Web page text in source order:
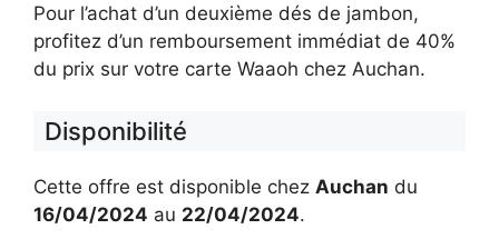
Pour l’achat d’un deuxième dés de jambon,
profitez d’un remboursement immédiat de 40%
du prix sur votre carte Waaoh chez Auchan.
Disponibilité
Cette offre est disponible chez Auchan du
16/04/2024 au 22/04/2024.